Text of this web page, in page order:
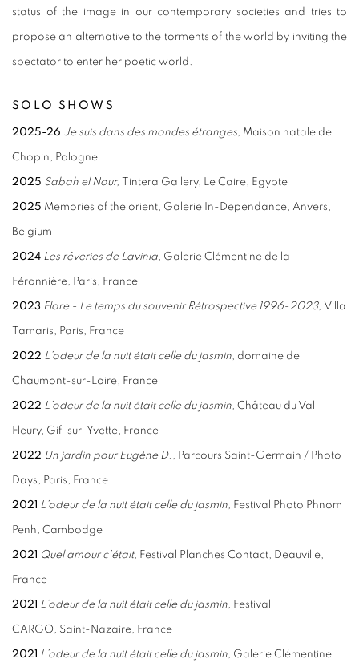
status of the image in our contemporary societies and tries to
propose an alternative to the torments of the world by inviting the
spectator to enter her poetic world.
SOLO SHOWS
2025-26 Je suis dans des mondes étranges, Maison natale de
Chopin, Pologne
2025 Sabah el Nour, Tintera Gallery, Le Caire, Egypte
2025 Memories of the orient, Galerie In-Dependance, Anvers,
Belgium
2024 Les rêveries de Lavinia, Galerie Clémentine de la
Féronnière, Paris, France
2023 Flore - Le temps du souvenir Rétrospective 1996-2023, Villa
Tamaris, Paris, France
2022 L’odeur de la nuit était celle du jasmin, domaine de
Chaumont-sur-Loire, France
2022 L’odeur de la nuit était celle du jasmin, Château du Val
Fleury, Gif-sur-Yvette, France
2022 Un jardin pour Eugène D. , Parcours Saint-Germain / Photo
Days, Paris, France
2021 L’odeur de la nuit était celle du jasmin, Festival Photo Phnom
Penh, Cambodge
2021 Quel amour c’était, Festival Planches Contact, Deauville,
France
2021 L’odeur de la nuit était celle du jasmin, Festival
CARGO, Saint-Nazaire, France
2021 L’odeur de la nuit était celle du jasmin, Galerie Clémentine